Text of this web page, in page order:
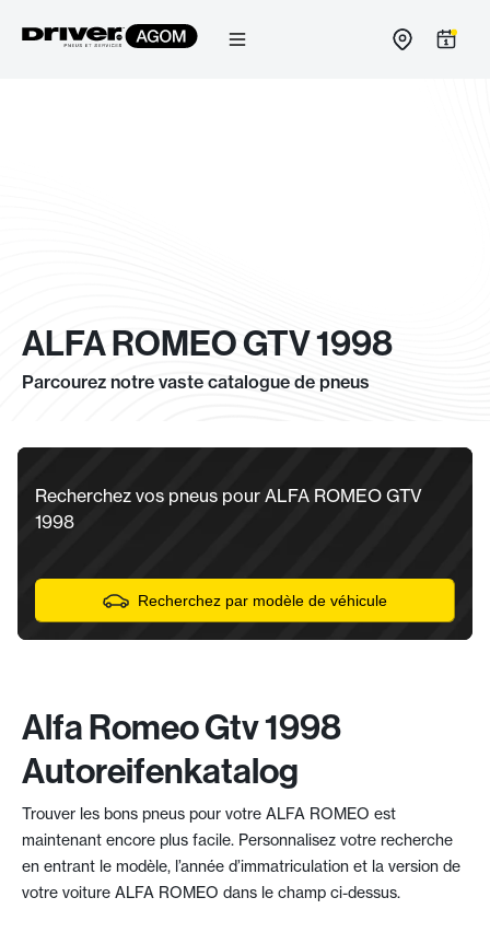
ALFA ROMEO GTV 1998
Parcourez notre vaste catalogue de pneus
Recherchez vos pneus pour ALFA ROMEO GTV
1998
Recherchez par modèle de véhicule
Alfa Romeo Gtv 1998
Autoreifenkatalog
Trouver les bons pneus pour votre ALFA ROMEO est
maintenant encore plus facile. Personnalisez votre recherche
en entrant le modèle, l’année d’immatriculation et la version de
votre voiture ALFA ROMEO dans le champ ci-dessus.